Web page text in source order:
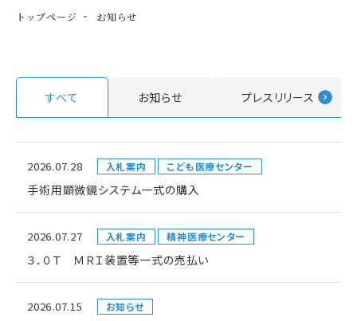
トップページ お知らせ
すべて お知らせ プレスリリース
2026.07.28 入札案内 こども医療センター
手術用顕微鏡システム一式の購入
2026.07.27 入札案内 精神医療センター
３．０Ｔ ＭＲＩ装置等一式の売払い
2026.07.15 お知らせ